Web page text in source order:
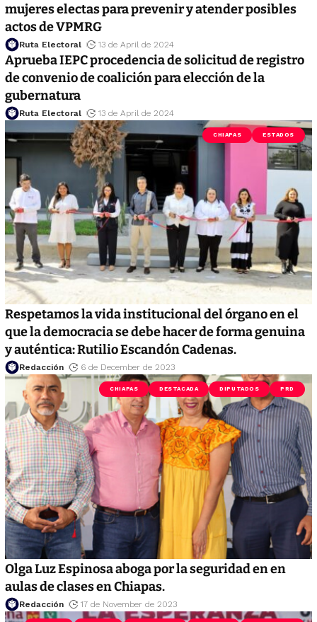
mujeres electas para prevenir y atender posibles
actos de VPMRG
Ruta Electoral 13 de April de 2024
Aprueba IEPC procedencia de solicitud de registro
de convenio de coalición para elección de la
gubernatura
Ruta Electoral 13 de April de 2024
CHIAPAS ESTADOS
Respetamos la vida institucional del órgano en el
que la democracia se debe hacer de forma genuina
y auténtica: Rutilio Escandón Cadenas.
Redacción 6 de December de 2023
CHIAPAS DESTACADA DIPUTADOS PRD
Olga Luz Espinosa aboga por la seguridad en en
aulas de clases en Chiapas.
Redacción 17 de November de 2023